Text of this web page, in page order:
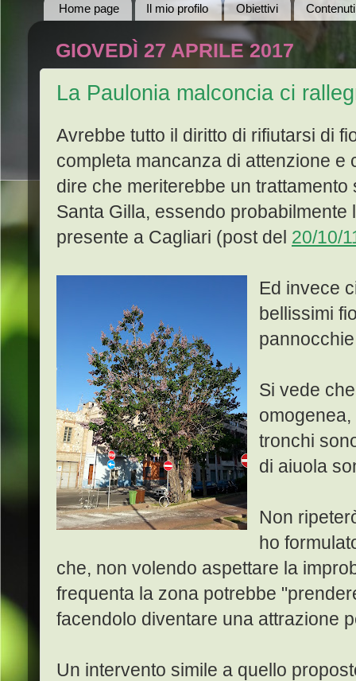
Home page
Il mio profilo Obiettivi Contenuti
GIOVEDÌ 27 APRILE 2017
La Paulonia malconcia ci
Avrebbe tutto il diritto di rifiutarsi di
completa mancanza di attenzione e
dire che meriterebbe un
Santa Gilla, essendo
presente a Cagliari (post del 20/10/
Ed invece
bellissimi
Si vede
tronchi
di aiuola
Non
ho
che, non volendo aspettare la
frequenta la zona potrebbe
facendolo diventare una attrazione
Un intervento simile a quello